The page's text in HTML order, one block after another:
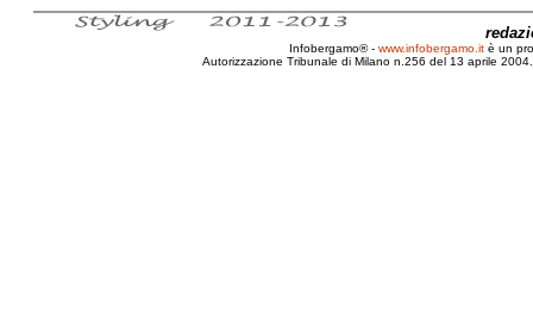
Infobergamo® - www.infobergamo.it è un
Autorizzazione Tribunale di Milano n.256 del 13 aprile